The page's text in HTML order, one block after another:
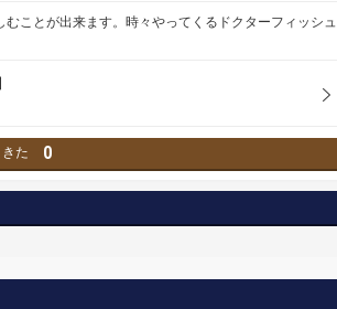
ことが出来ます。時々やってくるドクターフィッシュ
た 0